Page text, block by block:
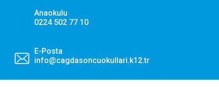
Anaokulu
0224 502 77 10
E-Posta
info@cagdasoncuokullari.k12.tr